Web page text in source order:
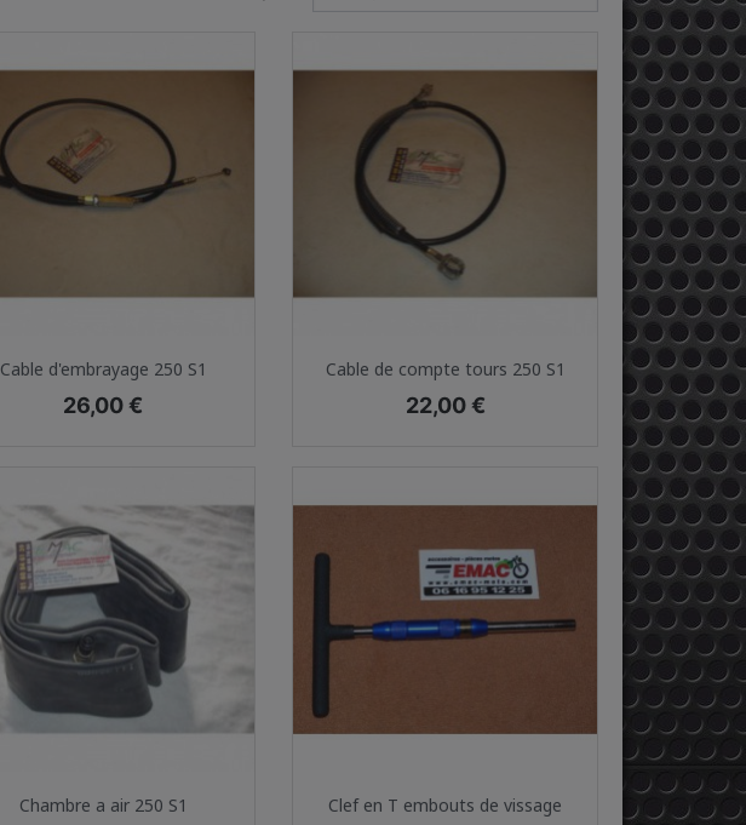
 Aperçu rapide
Cable d'embrayage 250 S1
Prix
26,00 €
Aperçu rapide
Cable de compte tours 250 S1
Prix
22,00 €
 Aperçu rapide
Chambre a air 250 S1 Aperçu rapide
Clef en T embouts de vissage